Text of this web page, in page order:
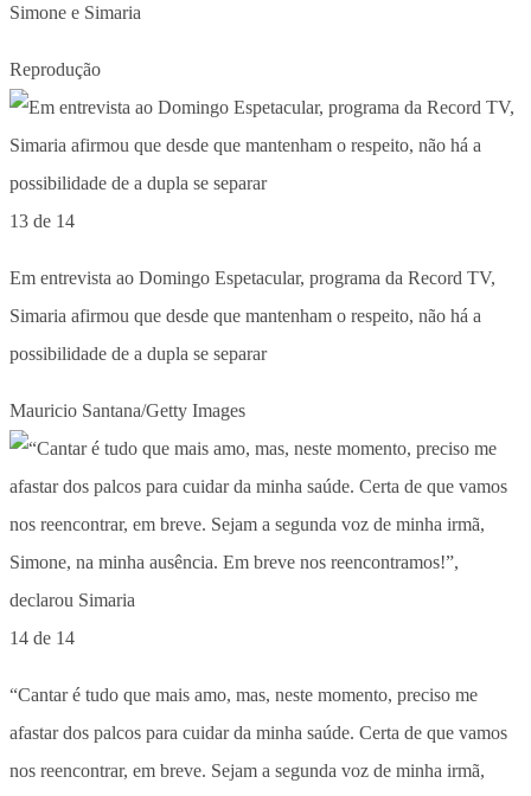
Simone e Simaria
Reprodução
13 de 14
Em entrevista ao Domingo Espetacular, programa da Record TV,
Simaria afirmou que desde que mantenham o respeito, não há a
possibilidade de a dupla se separar
Mauricio Santana/Getty Images
14 de 14
“Cantar é tudo que mais amo, mas, neste momento, preciso me
afastar dos palcos para cuidar da minha saúde. Certa de que vamos
nos reencontrar, em breve. Sejam a segunda voz de minha irmã,